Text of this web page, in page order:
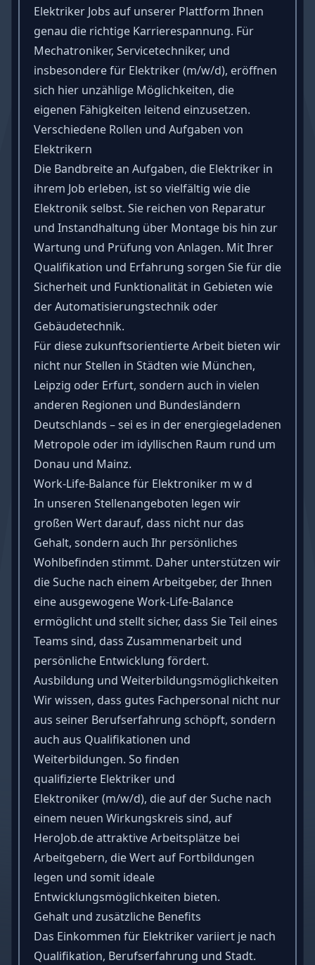
Elektriker Jobs auf unserer Plattform Ihnen
genau die richtige Karrierespannung. Für
Mechatroniker, Servicetechniker, und
insbesondere für Elektriker (m/w/d), eröffnen
sich hier unzählige Möglichkeiten, die
eigenen Fähigkeiten leitend einzusetzen.
Verschiedene Rollen und Aufgaben von
Elektrikern
Die Bandbreite an Aufgaben, die Elektrikerin
ihrem Job erleben, ist so vielfältig wie die
Elektronik selbst. Sie reichen von Reparatur
und Instandhaltung über Montage bis hin zur
Wartung und Prüfung von Anlagen. Mit Ihrer
Qualifikation und Erfahrung sorgen Sie für die
Sicherheit und Funktionalität in Gebieten wie
der Automatisierungstechnik oder
Gebäudetechnik.
Für diese zukunftsorientierteArbeitbieten wir
nicht nur Stellen in Städten wie München,
Leipzig oder Erfurt, sondern auch in vielen
anderen Regionen und Bundesländern
Deutschlands – sei es in der energiegeladenen
Metropole oder im idyllischen Raum rund um
Donau und Mainz.
Work-Life-Balance für Elektroniker m w d
In unseren Stellenangeboten legen wir
großen Wert darauf, dass nicht nur das
Gehalt, sondern auch Ihr persönliches
Wohlbefinden stimmt. Daher unterstützen wir
die Suche nach einem Arbeitgeber, der Ihnen
eine ausgewogeneWork-Life-Balance
ermöglicht und stellt sicher, dass SieTeil eines
Teams sind, dass Zusammenarbeit und
persönliche Entwicklung fördert.
Ausbildung und Weiterbildungsmöglichkeiten
Wir wissen, dass gutes Fachpersonal nicht nur
aus seiner Berufserfahrung schöpft, sondern
auch aus Qualifikationen und
Weiterbildungen. So finden
qualifizierte Elektriker und
Elektroniker(m/w/d), die auf der Suche nach
einem neuen Wirkungskreis sind, auf
HeroJob.de attraktive Arbeitsplätze bei
Arbeitgebern, die Wert auf Fortbildungen
legen und somit ideale
Entwicklungsmöglichkeiten bieten.
Gehalt und zusätzliche Benefits
Das Einkommen für Elektriker variiert je nach
Qualifikation, Berufserfahrung und Stadt.